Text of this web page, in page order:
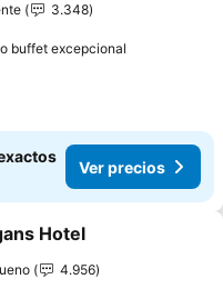
3.348
buffet excepcional
Ver precios
a favoritos
Hotel
4.956